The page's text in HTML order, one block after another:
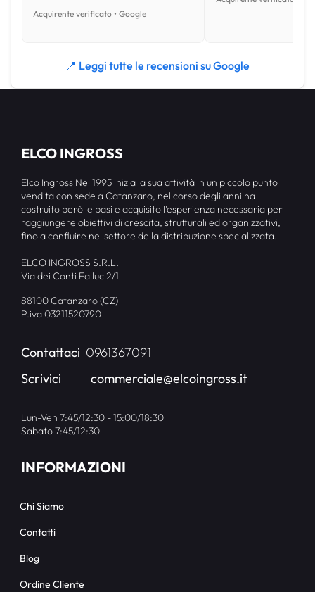
Acquirente verificato • Google
📍 Leggi tutte le recensioni su Google
ELCO INGROSS
Elco Ingross Nel 1995 inizia la sua attività in un piccolo punto
vendita con sede a Catanzaro, nel corso degli anni ha
costruito però le basi e acquisito l’esperienza necessaria per
raggiungere obiettivi di crescita, strutturali ed organizzativi,
fino a confluire nel settore della distribuzione specializzata.
ELCO INGROSS S.R.L.
Via dei Conti Falluc 2/1
88100 Catanzaro (CZ)
P.iva 03211520790
Contattaci 0961367091
Scrivici
commerciale@elcoingross.it
Lun-Ven 7:45/12:30 - 15:00/18:30
Sabato 7:45/12:30
INFORMAZIONI
Chi Siamo
Contatti
Blog
Ordine Cliente